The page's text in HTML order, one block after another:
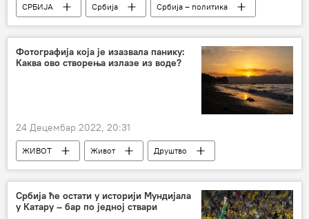
СРБИЈА Србија
Србија – политика
Косово и Метохија (КиМ)
Од четвртка до четвртка
Анализе и мишљења
Вељко Одаловић
Фотографија која је изазвала панику:
Каква ово створења излазе из воде?
24 Децембар 2022, 20:31
ЖИВОТ Живот
Друштво
Свет
фотографије
Србија ће остати у историји Мундијала
у Катару – бар по једној ствари